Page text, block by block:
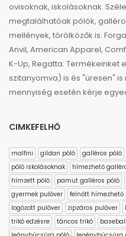
ovisoknak, iskolásoknak.
megtalálhatóak pólók,
mellények, törölközők is.
Anvil, American Apparel,
K-Up, Regatta. Termékeinket
szitanyomva) is és "üresen"
mennyiség esetén kérje
CIMKEFELHŐ
malfini gildan póló galléros póló
póló iskolásoknak
hímezhető
hímzett póló
pamut galléros póló
gyermek pulóver
felnőtt hímezhető
logózott pulóver
zipzáros pulóver
trikó edzésre
táncos trikó